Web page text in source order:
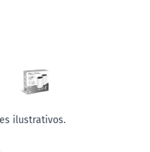
ilustrativos.